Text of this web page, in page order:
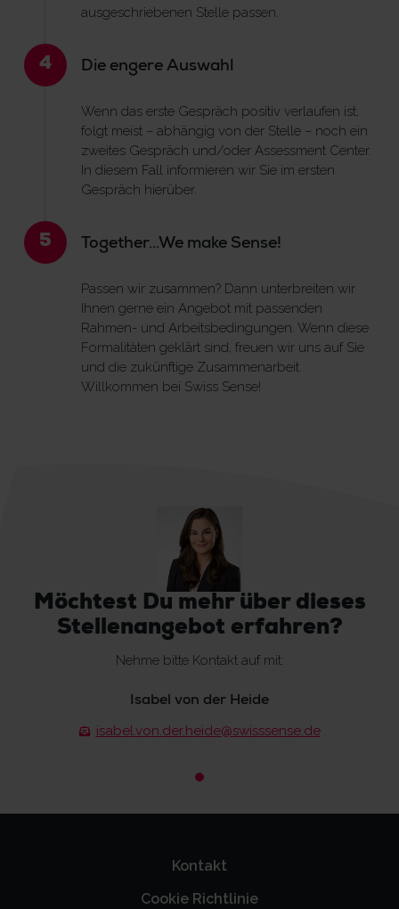
ausgeschriebenen Stelle passen.
4 Die engere Auswahl
Wenn das erste Gespräch positiv verlaufen ist,
folgt meist – abhängig von der Stelle – noch ein
zweites Gespräch und/oder Assessment Center.
In diesem Fall informieren wir Sie im ersten
Gespräch hierüber.
5 Together…We make Sense!
Passen wir zusammen? Dann unterbreiten wir
Ihnen gerne ein Angebot mit passenden
Rahmen- und Arbeitsbedingungen. Wenn diese
Formalitäten geklärt sind, freuen wir uns auf Sie
und die zukünftige Zusammenarbeit.
Willkommen bei Swiss Sense!
Möchtest Du mehr über dieses
Stellenangebot erfahren?
Nehme bitte Kontakt auf mit:
Isabel von der Heide
isabel.von.der.heide@swisssense.de
Kontakt
Cookie Richtlinie